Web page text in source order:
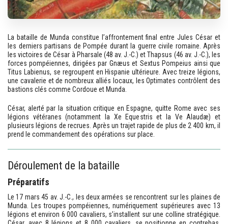
La bataille de Munda constitue l’affrontement final entre Jules César et
les derniers partisans de Pompée durant la guerre civile romaine. Après
les victoires de César à Pharsale (48 av. J.-C.) et Thapsus (46 av. J.-C.), les
forces pompéiennes, dirigées par Gnæus et Sextus Pompeius ainsi que
Titus Labienus, se regroupent en Hispanie ultérieure. Avec treize légions,
une cavalerie et de nombreux alliés locaux, les Optimates contrôlent des
bastions clés comme Cordoue et Munda.
César, alerté par la situation critique en Espagne, quitte Rome avec ses
légions vétéranes (notamment la Xe Equestris et la Ve Alaudæ) et
plusieurs légions de recrues. Après un trajet rapide de plus de 2 400 km, il
prend le commandement des opérations sur place.
Déroulement de la bataille
Préparatifs
Le 17 mars 45 av. J.-C., les deux armées se rencontrent sur les plaines de
Munda. Les troupes pompéiennes, numériquement supérieures avec 13
légions et environ 6 000 cavaliers, s’installent sur une colline stratégique.